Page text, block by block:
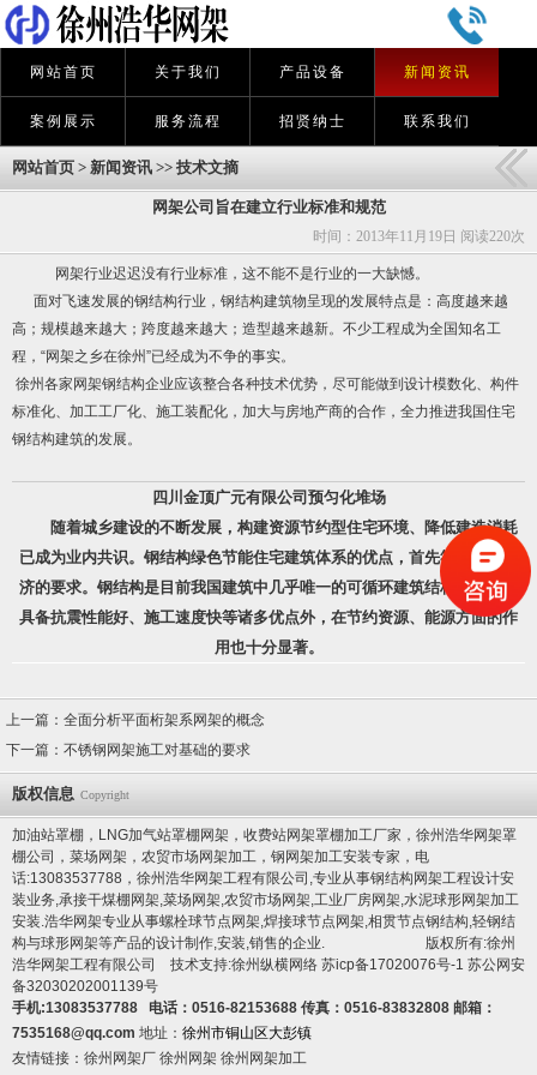
网站首页 关于我们 产品设备 新闻资讯
案例展示 服务流程 招贤纳士 联系我们
网站首页 > 新闻资讯 >> 技术文摘
网架公司旨在建立行业标准和规范
时间：2013年11月19日 阅读220次
网架行业迟迟没有行业标准，这不能不是行业的一大缺憾。
面对飞速发展的钢结构行业，钢结构建筑物呈现的发展特点是：高度越来越
高；规模越来越大；跨度越来越大；造型越来越新。不少工程成为全国知名工
程，“网架之乡在徐州”已经成为不争的事实。
徐州各家网架钢结构企业应该整合各种技术优势，尽可能做到设计模数化、构件
标准化、加工工厂化、施工装配化，加大与房地产商的合作，全力推进我国住宅
钢结构建筑的发展。
四川金顶广元有限公司预匀化堆场
随着城乡建设的不断发展，构建资源节约型住宅环境、降低建造消耗
已成为业内共识。钢结构绿色节能住宅建筑体系的优点，首先符合循环经
济的要求。钢结构是目前我国建筑中几乎唯一的可循环建筑结构体系，除
具备抗震性能好、施工速度快等诸多优点外，在节约资源、能源方面的作
用也十分显著。
上一篇： 全面分析平面桁架系网架的概念
下一篇： 不锈钢网架施工对基础的要求
版权信息 Copyright
加油站罩棚，LNG加气站罩棚网架，收费站网架罩棚加工厂家，徐州浩华网架罩
棚公司，菜场网架，农贸市场网架加工，钢网架加工安装专家，电
话:13083537788，徐州浩华网架工程有限公司,专业从事钢结构网架工程设计安
装业务,承接干煤棚网架,菜场网架,农贸市场网架,工业厂房网架,水泥球形网架加工
安装.浩华网架专业从事螺栓球节点网架,焊接球节点网架,相贯节点钢结构,轻钢结
构与球形网架等产品的设计制作,安装,销售的企业. 版权所有:徐州
浩华网架工程有限公司 技术支持:徐州纵横网络 苏icp备17020076号-1 苏公网安
备32030202001139号
手机:13083537788 电话：0516-82153688 传真：0516-83832808 邮箱：
7535168@qq.com 地址： 徐州市铜山区大彭镇
友情链接： 徐州网架厂 徐州网架 徐州网架加工